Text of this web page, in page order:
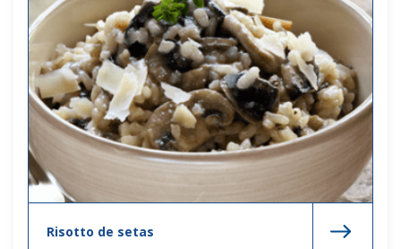
Risotto de setas